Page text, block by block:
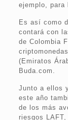
ejemplo, para
Es así como
contará con
de Colombia
(Emiratos
Buda.com.
Junto a ellos
este año
de los más
riesgos